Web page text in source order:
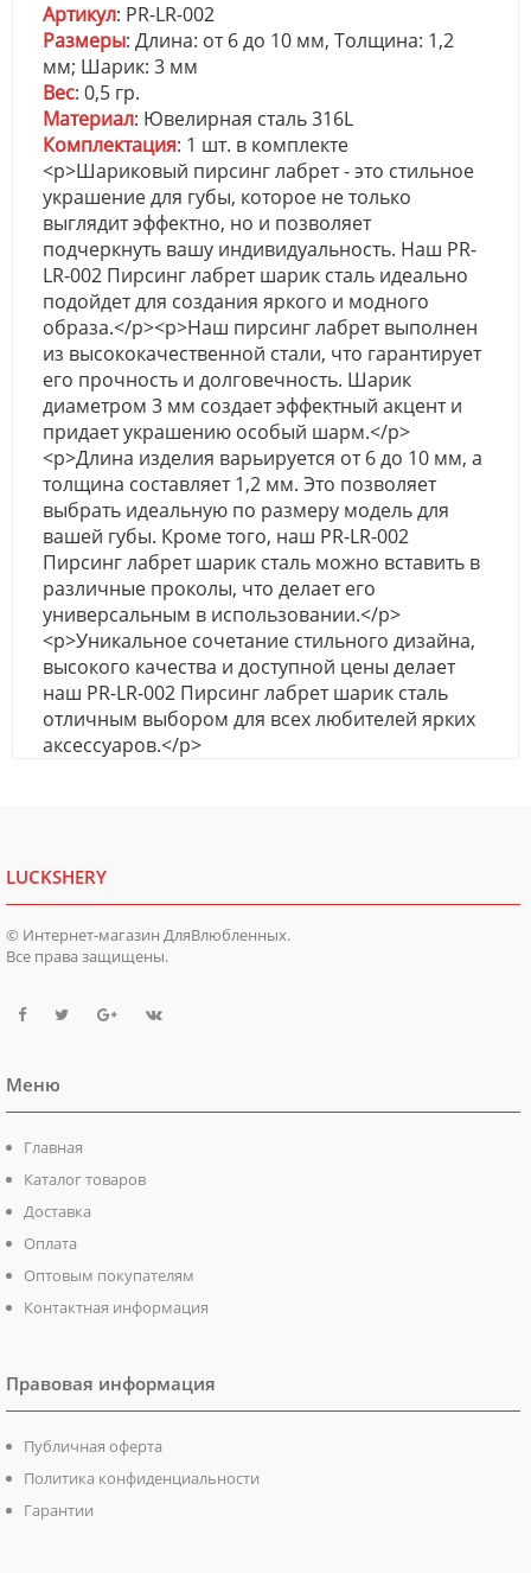
Артикул: PR-LR-002
Размеры: Длина: от 6 до 10 мм, Толщина: 1,2
мм; Шарик: 3 мм
Вес: 0,5 гр.
Материал: Ювелирная сталь 316L
Комплектация: 1 шт. в комплекте
<p>Шариковый пирсинг лабрет - это стильное
украшение для губы, которое не только
выглядит эффектно, но и позволяет
подчеркнуть вашу индивидуальность. Наш PR-
LR-002 Пирсинг лабрет шарик сталь идеально
подойдет для создания яркого и модного
образа.</p><p>Наш пирсинг лабрет выполнен
из высококачественной стали, что гарантирует
его прочность и долговечность. Шарик
диаметром 3 мм создает эффектный акцент и
придает украшению особый шарм.</p>
<p>Длина изделия варьируется от 6 до 10 мм, а
толщина составляет 1,2 мм. Это позволяет
выбрать идеальную по размеру модель для
вашей губы. Кроме того, наш PR-LR-002
Пирсинг лабрет шарик сталь можно вставить в
различные проколы, что делает его
универсальным в использовании.</p>
<p>Уникальное сочетание стильного дизайна,
высокого качества и доступной цены делает
наш PR-LR-002 Пирсинг лабрет шарик сталь
отличным выбором для всех любителей ярких
аксессуаров.</p>
LUCKSHERY
© Интернет-магазин ДляВлюбленных.
Все права защищены.
Меню
Главная
Каталог товаров
Доставка
Оплата
Оптовым покупателям
Контактная информация
Правовая информация
Публичная оферта
Политика конфиденциальности
Гарантии